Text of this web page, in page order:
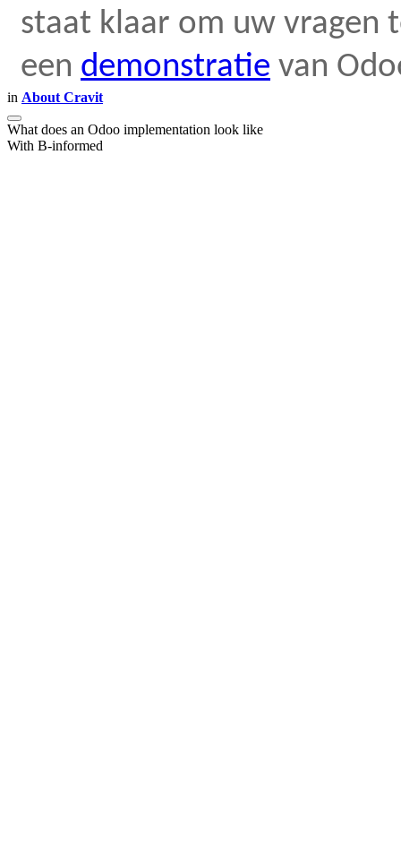
staat klaar om uw vragen
een demonstratie van
in About Cravit
What does an Odoo implementation look like
With B-informed